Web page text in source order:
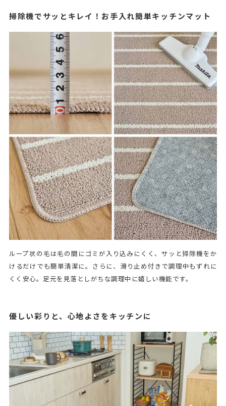
掃除機でサッとキレイ！お手入れ簡単キッチンマット
ループ状の毛は毛の間にゴミが入り込みにくく、サッと掃除機をか
けるだけでも簡単清潔に。さらに、滑り止め付きで調理中もずれに
くく安心。足元を見落としがちな調理中に嬉しい機能です。
優しい彩りと、心地よさをキッチンに